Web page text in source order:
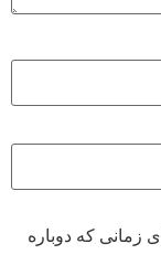
زمانی که دوباره